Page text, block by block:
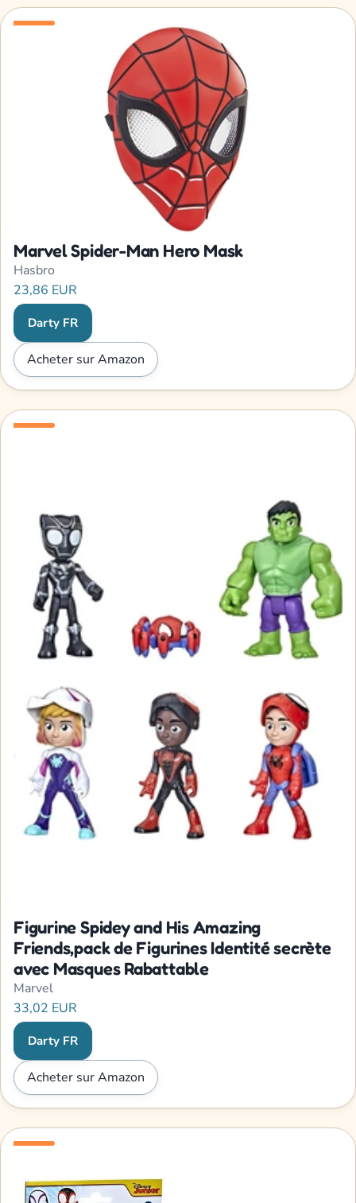
Marvel Spider-Man Hero Mask
Hasbro
23,86 EUR
Darty FR
Acheter sur Amazon
Figurine Spidey and His Amazing
Friends,pack de Figurines Identité secrète
avec Masques Rabattable
Marvel
33,02 EUR
Darty FR
Acheter sur Amazon